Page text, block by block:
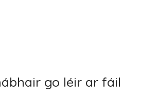
go léir ar fáil